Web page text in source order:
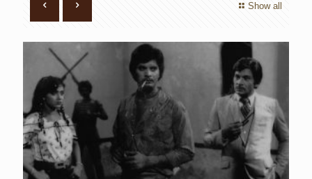
Show all